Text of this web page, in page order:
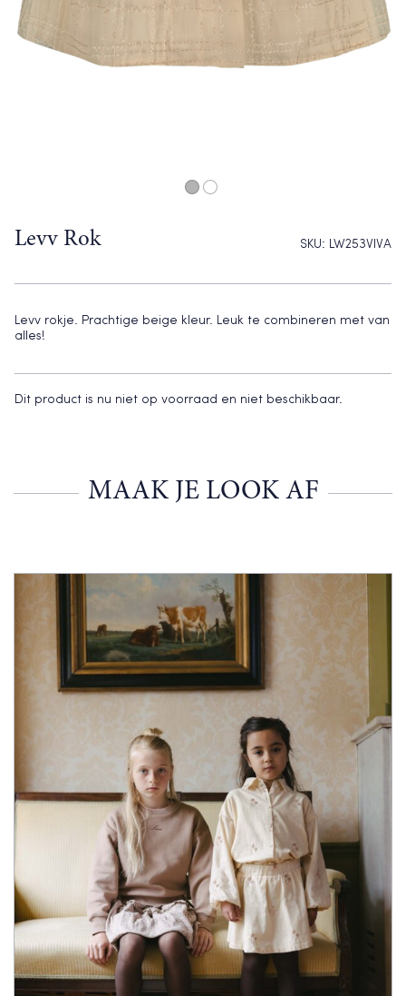
Levv Rok SKU: LW253VIVA
Levv rokje. Prachtige beige kleur. Leuk te combineren met van
alles!
Dit product is nu niet op voorraad en niet beschikbaar.
MAAK JE LOOK AF